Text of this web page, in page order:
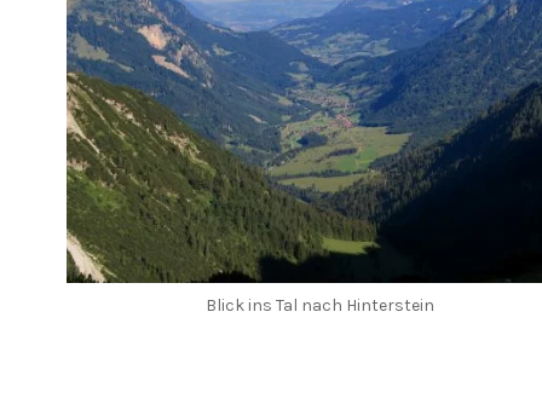
Blick ins Tal nach Hinterstein